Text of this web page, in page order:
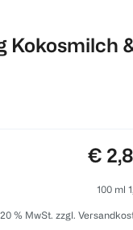
Kokosmilch
€
100 ml
% MwSt. zzgl.